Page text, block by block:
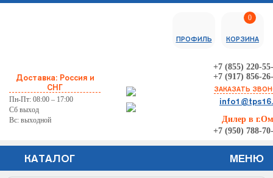
Доставка: Россия и
СНГ
Пн-Пт: 08:00 – 17:00
Сб выход
Вс: выходной
+7 (855) 220-
+7 (917) 856-
ЗАКАЗАТЬ
Дилер в
+7 (950) 788-
ПРОФИЛЬ
0
КОРЗИНА
КАТАЛОГ МЕНЮ